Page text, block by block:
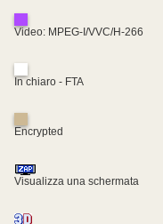
Video: MPEG-I/VVC/H-266
In chiaro - FTA
Encrypted
Visualizza una schermata